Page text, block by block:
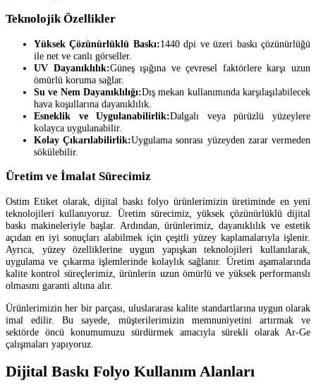
Teknolojik Özellikler
Yüksek Çözünürlüklü Baskı:1440 dpi ve üzeri baskı çözünürlüğü
ile net ve canlı görseller.
UV Dayanıklılık:Güneş ışığına ve çevresel faktörlere karşı uzun
ömürlü koruma sağlar.
Su ve Nem Dayanıklılığı:Dış mekan kullanımında karşılaşılabilecek
hava koşullarına dayanıklılık.
Esneklik ve Uygulanabilirlik:Dalgalı veya pürüzlü yüzeylere
kolayca uygulanabilir.
Kolay Çıkarılabilirlik:Uygulama sonrası yüzeyden zarar vermeden
sökülebilir.
Üretim ve İmalat Sürecimiz
Ostim Etiket olarak, dijital baskı folyo ürünlerimizin üretiminde en yeni
teknolojileri kullanıyoruz. Üretim sürecimiz, yüksek çözünürlüklü dijital
baskı makineleriyle başlar. Ardından, ürünlerimiz, dayanıklılık ve estetik
açıdan en iyi sonuçları alabilmek için çeşitli yüzey kaplamalarıyla işlenir.
Ayrıca, yüzey özelliklerine uygun yapışkan teknolojileri kullanılarak,
uygulama ve çıkarma işlemlerinde kolaylık sağlanır. Üretim aşamalarında
kalite kontrol süreçlerimiz, ürünlerin uzun ömürlü ve yüksek performanslı
olmasını garanti altına alır.
Ürünlerimizin her bir parçası, uluslararası kalite standartlarına uygun olarak
imal edilir. Bu sayede, müşterilerimizin memnuniyetini artırmak ve
sektörde öncü konumumuzu sürdürmek amacıyla sürekli olarak Ar-Ge
çalışmaları yapıyoruz.
Dijital Baskı Folyo Kullanım Alanları